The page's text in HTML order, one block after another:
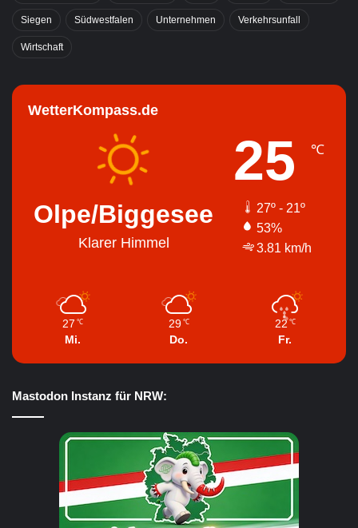
Siegen Südwestfalen Unternehmen Verkehrsunfall
Wirtschaft
WetterKompass.de
Olpe/Biggesee
Klarer Himmel
25 ℃
27º - 21º
53%
3.81 km/h
27 ℃
Mi.
29 ℃
Do.
22 ℃
Fr.
Mastodon Instanz für NRW: